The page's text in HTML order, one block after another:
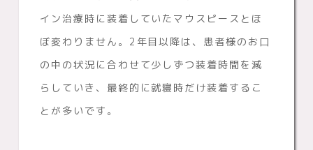
イン治療時に装着していたマウスピースとほ
ぼ変わりません。2年目以降は、患者様のお口
の中の状況に合わせて少しずつ装着時間を減
らしていき、最終的に就寝時だけ装着するこ
とが多いです。